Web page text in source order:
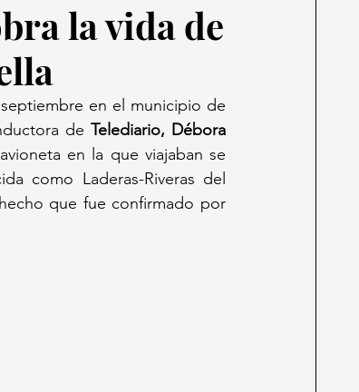
la vida de
en el municipio de
de Telediario, Débora
en la que viajaban se
como Laderas-Riveras del
que fue confirmado por